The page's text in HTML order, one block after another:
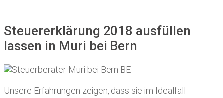
Steuererklärung 2018 ausfüllen
lassen in Muri bei Bern
Unsere Erfahrungen zeigen, dass sie im Idealfall